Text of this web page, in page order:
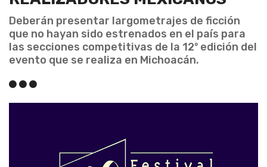
Deberán presentar largometrajes de ficción
que no hayan sido estrenados en el país para
las secciones competitivas de la 12º edición del
evento que se realiza en Michoacán.